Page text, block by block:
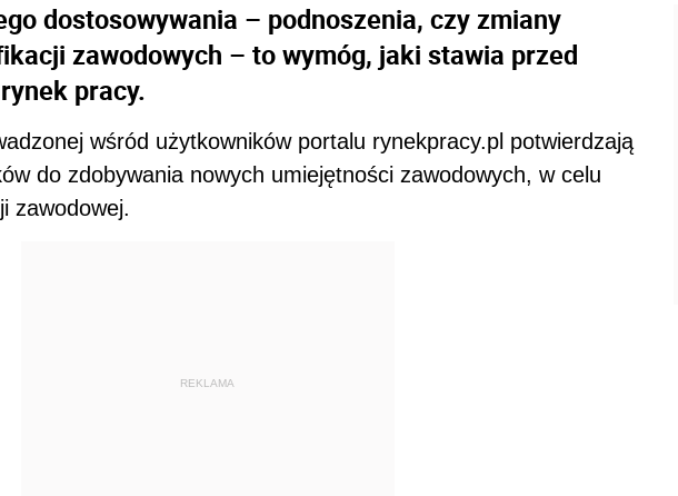
dostosowywania – podnoszenia, czy zmiany
zawodowych – to wymóg, jaki stawia przed
pracy.
wśród użytkowników portalu rynekpracy.pl potwierdzają
do zdobywania nowych umiejętności zawodowych, w celu
zawodowej.
REKLAMA